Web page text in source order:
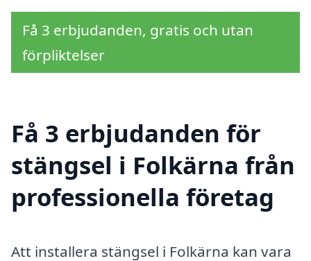
Få 3 erbjudanden, gratis och utan
förpliktelser
Få 3 erbjudanden för
stängsel i Folkärna från
professionella företag
Att installera stängsel i Folkärna kan vara